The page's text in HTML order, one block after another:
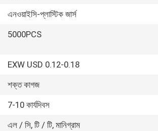
এনওয়াইসি-প্লাস্টিক জার্স
5000PCS
EXW USD 0.12-0.18
শক্ত কাগজ
7-10 কার্যদিবস
এল / সি, টি / টি, মানিগ্রাম